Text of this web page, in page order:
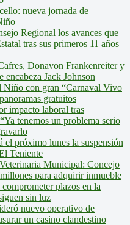
nueva jornada de
Regional los avances que
tras sus primeros 11 años
Donavon Frankenreiter y
encabeza Jack Johnson
Niño con gran “Carnaval Vivo
gratuitos
impacto laboral tras
tenemos un problema serio
próximo lunes la suspensión
Teniente
Municipal: Concejo
para adquirir inmueble
plazos en la
sin luz
nuevo operativo de
un casino clandestino